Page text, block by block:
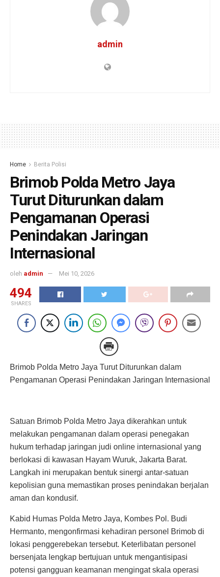
admin
Home Berita Polisi
Brimob Polda Metro Jaya
Turut Diturunkan dalam
Pengamanan Operasi
Penindakan Jaringan
Internasional
oleh admin Mei 10, 2026
494
SHARES
Brimob Polda Metro Jaya Turut Diturunkan dalam
Pengamanan Operasi Penindakan Jaringan Internasional
Satuan Brimob Polda Metro Jaya dikerahkan untuk
melakukan pengamanan dalam operasi penegakan
hukum terhadap jaringan judi online internasional yang
berlokasi di kawasan Hayam Wuruk, Jakarta Barat.
Langkah ini merupakan bentuk sinergi antar-satuan
kepolisian guna memastikan proses penindakan berjalan
aman dan kondusif.
Kabid Humas Polda Metro Jaya, Kombes Pol. Budi
Hermanto, mengonfirmasi kehadiran personel Brimob di
lokasi penggerebekan tersebut. Keterlibatan personel
bersenjata lengkap bertujuan untuk mengantisipasi
potensi gangguan keamanan mengingat skala operasi